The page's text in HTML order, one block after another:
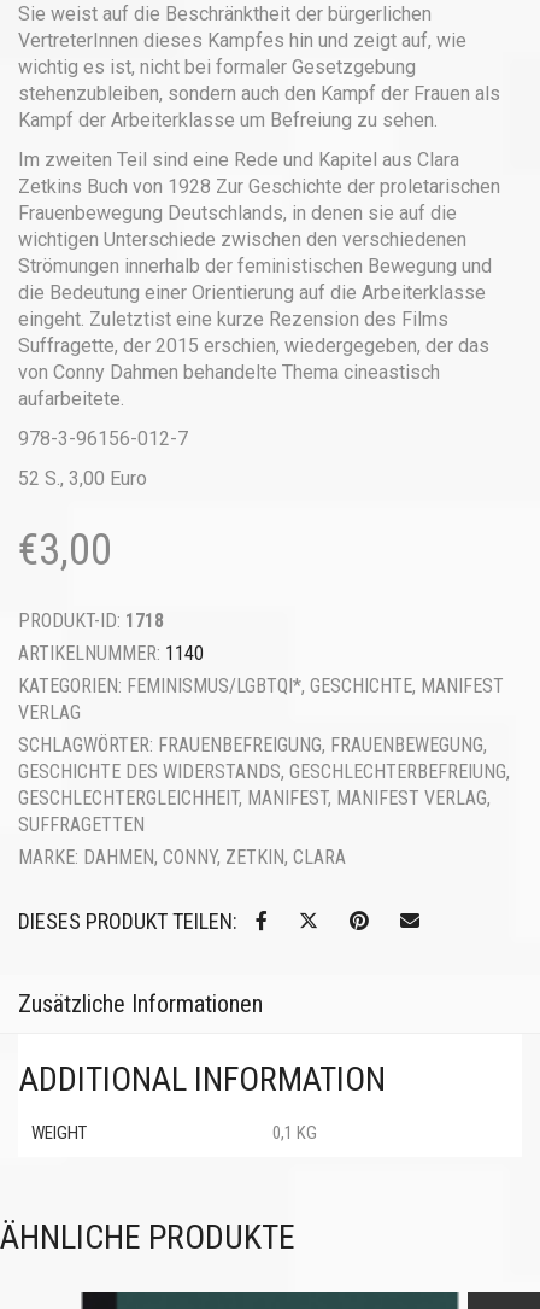
Sie weist auf die Beschränktheit der bürgerlichen
VertreterInnen dieses Kampfes hin und zeigt auf, wie
wichtig es ist, nicht bei formaler Gesetzgebung
stehenzubleiben, sondern auch den Kampf der Frauen als
Kampf der Arbeiterklasse um Befreiung zu sehen.
Im zweiten Teil sind eine Rede und Kapitel aus Clara
Zetkins Buch von 1928 Zur Geschichte der proletarischen
Frauenbewegung Deutschlands, in denen sie auf die
wichtigen Unterschiede zwischen den verschiedenen
Strömungen innerhalb der feministischen Bewegung und
die Bedeutung einer Orientierung auf die Arbeiterklasse
eingeht. Zuletztist eine kurze Rezension des Films
Suffragette, der 2015 erschien, wiedergegeben, der das
von Conny Dahmen behandelte Thema cineastisch
aufarbeitete.
978-3-96156-012-7
52 S., 3,00 Euro
€3,00
PRODUKT-ID: 1718
ARTIKELNUMMER: 1140
KATEGORIEN: FEMINISMUS/LGBTQI*, GESCHICHTE, MANIFEST
VERLAG
SCHLAGWÖRTER: FRAUENBEFREIGUNG, FRAUENBEWEGUNG,
GESCHICHTE DES WIDERSTANDS, GESCHLECHTERBEFREIUNG,
GESCHLECHTERGLEICHHEIT, MANIFEST, MANIFEST VERLAG,
SUFFRAGETTEN
MARKE: DAHMEN, CONNY, ZETKIN, CLARA
DIESES PRODUKT TEILEN:
Zusätzliche Informationen
ADDITIONAL INFORMATION
WEIGHT 0,1 KG
ÄHNLICHE PRODUKTE